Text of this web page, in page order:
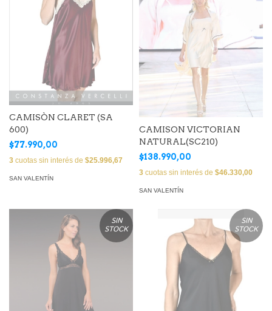
CAMISÒN CLARET (SA
600)
$77.990,00
3 cuotas sin interés de $25.996,67
SAN VALENTÍN
CAMISON VICTORIAN
NATURAL(SC210)
$138.990,00
3 cuotas sin interés de $46.330,00
SAN VALENTÍN
SIN
STOCK
SIN
STOCK